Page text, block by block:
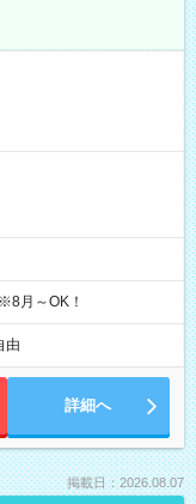
月～OK！
由
詳細へ
掲載日：2026.08.07